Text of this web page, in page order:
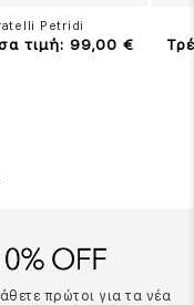
Petridi
τιμή: 99,00 €
πρώτοι για τα νέα